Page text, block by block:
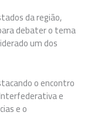
da região,
debater o tema
um dos
o encontro
e
e o